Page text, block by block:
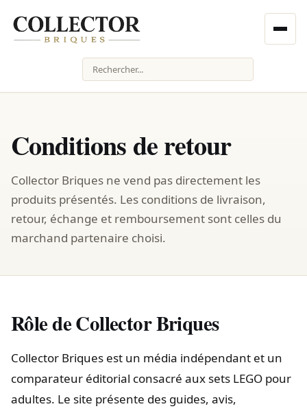
Rechercher
Conditions de retour
Collector Briques ne vend pas directement les
produits présentés. Les conditions de livraison,
retour, échange et remboursement sont celles du
marchand partenaire choisi.
Rôle de Collector Briques
Collector Briques est un média indépendant et un
comparateur éditorial consacré aux sets LEGO pour
adultes. Le site présente des guides, avis,